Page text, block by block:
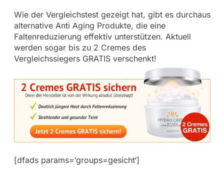
Wie der Vergleichstest gezeigt hat, gibt es durchaus
alternative Anti Aging Produkte, die eine
Faltenreduzierung effektiv unterstützen. Aktuell
werden sogar bis zu 2 Cremes des
Vergleichssiegers GRATIS verschenkt!
[dfads params=’groups=gesicht‘]